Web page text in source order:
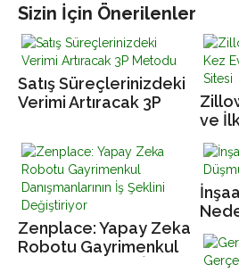
Sizin İçin Önerilenler
Satış Süreçlerinizdeki
Verimi Artıracak 3P
ve
Zenplace: Yapay Zeka
Robotu Gayrimenkul